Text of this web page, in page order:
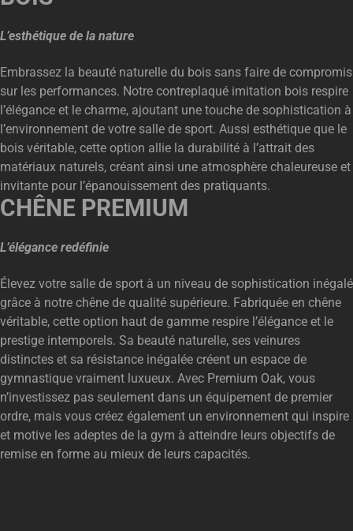
L’esthétique de la nature
Embrassez la beauté naturelle du bois sans faire de compromis
sur les performances. Notre contreplaqué imitation bois respire
l’élégance et le charme, ajoutant une touche de sophistication à
l’environnement de votre salle de sport. Aussi esthétique que le
bois véritable, cette option allie la durabilité à l’attrait des
matériaux naturels, créant ainsi une atmosphère chaleureuse et
invitante pour l’épanouissement des pratiquants.
CHÊNE PREMIUM
L’élégance redéfinie
Élevez votre salle de sport à un niveau de sophistication inégalé
grâce à notre chêne de qualité supérieure. Fabriquée en chêne
véritable, cette option haut de gamme respire l’élégance et le
prestige intemporels. Sa beauté naturelle, ses veinures
distinctes et sa résistance inégalée créent un espace de
gymnastique vraiment luxueux. Avec Premium Oak, vous
n’investissez pas seulement dans un équipement de premier
ordre, mais vous créez également un environnement qui inspire
et motive les adeptes de la gym à atteindre leurs objectifs de
remise en forme au mieux de leurs capacités.